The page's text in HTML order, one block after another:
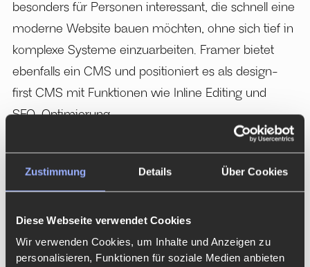
Zustimmung Details Über Cookies
Diese Webseite verwendet Cookies
Wir verwenden Cookies, um Inhalte und Anzeigen zu
personalisieren, Funktionen für soziale Medien anbieten
besonders für Personen interessant, die schnell eine
moderne Website bauen möchten, ohne sich tief in
komplexe Systeme einzuarbeiten. Framer bietet
ebenfalls ein CMS und positioniert es als design-
first CMS mit Funktionen wie Inline Editing und
SEO-Optimierung.
Für einfache bis mittelgroße Seiten kann Framer
sehr gut funktionieren. Besonders dann, wenn
wichtiger sind als tiefe CMS-Logik, komplexe
Strukturen oder langfristige Skalierbarkeit.